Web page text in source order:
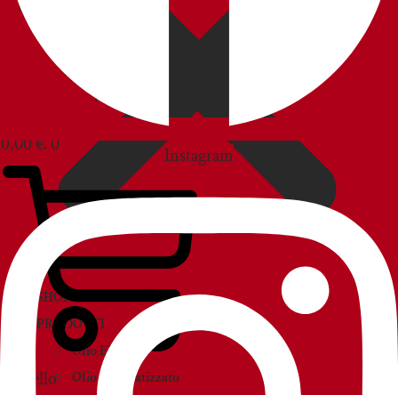
SHOP
PRODOTTI
Olio EVO
Olio Aromatizzato
0,00€0
Carrello
Instagram